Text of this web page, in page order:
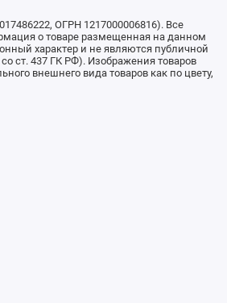
ОГРН 1217000006816). Все
о товаре размещенная на данном
характер и не являются публичной
ст. 437 ГК РФ). Изображения товаров
внешнего вида товаров как по цвету,